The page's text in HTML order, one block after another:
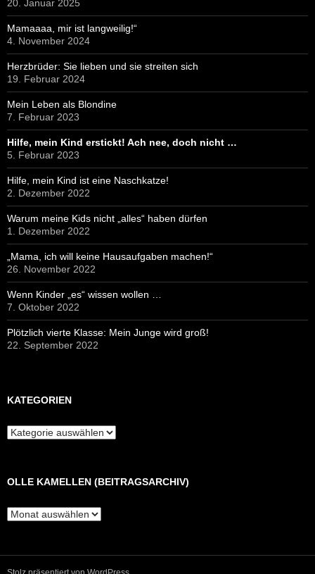
20. Januar 2025
Mamaaaa, mir ist langweilig!“
4. November 2024
Herzbrüder: Sie lieben und sie streiten sich
19. Februar 2024
Mein Leben als Blondine
7. Februar 2023
Hilfe, mein Kind erstickt! Ach nee, doch nicht …
5. Februar 2023
Hilfe, mein Kind ist eine Naschkatze!
2. Dezember 2022
Warum meine Kids nicht „alles“ haben dürfen
1. Dezember 2022
„Mama, ich will keine Hausaufgaben machen!“
26. November 2022
Wenn Kinder „es“ wissen wollen …
7. Oktober 2022
Plötzlich vierte Klasse: Mein Junge wird groß!
22. September 2022
KATEGORIEN
Kategorien
OLLE KAMELLEN (BEITRAGSARCHIV)
Olle